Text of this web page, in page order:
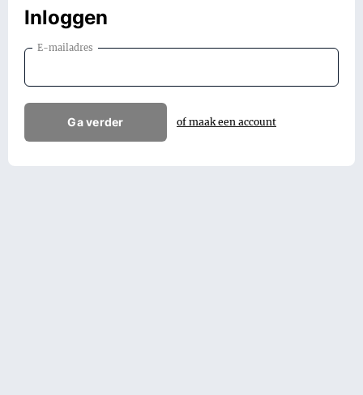
Inloggen
E-mailadres
Ga verder of maak een account